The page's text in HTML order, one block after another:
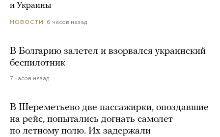
и Украины
НОВОСТИ 6 часов назад
В Болгарию залетел и взорвался украинский
беспилотник
7 часов назад
В Шереметьево две пассажирки, опоздавшие
на рейс, попытались догнать самолет
по летному полю. Их задержали